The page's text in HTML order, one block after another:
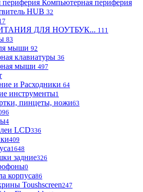
Компьютерная периферия
HUB 32
ДЛЯ НОУТБУК... 111
83
мыши 92
клавиатуры 36
мыши 497
и Расходники 64
инструменты1
пинцеты, ножи63
4
LCD336
409
1648
задние326
0
корпуса86
Toushscreen247